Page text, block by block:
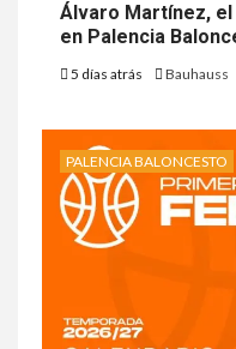
Álvaro Martínez,
en Palencia
5 días atrás Bauhauss
PALENCIA BALONCESTO